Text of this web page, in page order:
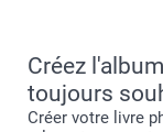
Créez
toujours
Créer votre livre